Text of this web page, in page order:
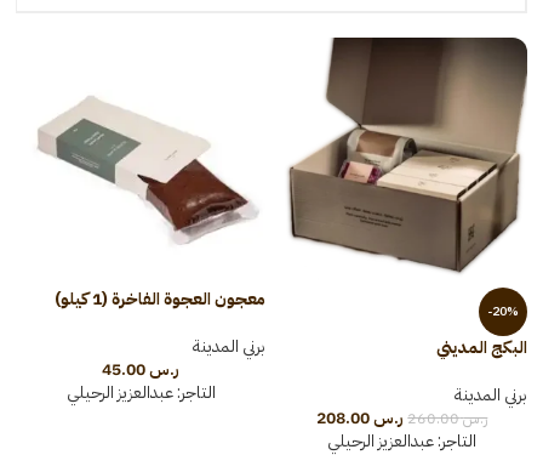
-20%
البكج المديني
برني المدينة
ر.س260.00 ر.س208.00
التاجر:عبدالعزيز الرحيلي
معجون العجوة الفاخرة (1 كيلو)
برني المدينة
ر.س45.00
التاجر:عبدالعزيز الرحيلي